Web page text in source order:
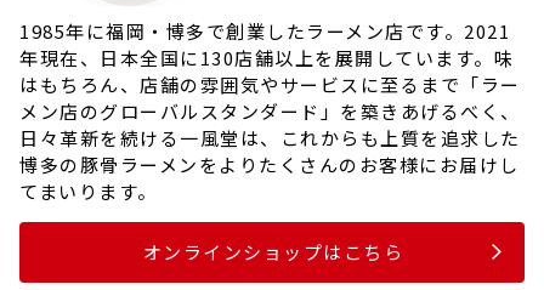
1985年に福岡・博多で創業したラーメン店です。2021
年現在、日本全国に130店舗以上を展開しています。味
はもちろん、店舗の雰囲気やサービスに至るまで「ラー
メン店のグローバルスタンダード」を築きあげるべく、
日々革新を続ける一風堂は、これからも上質を追求した
博多の豚骨ラーメンをよりたくさんのお客様にお届けし
てまいります。
オンラインショップはこちら